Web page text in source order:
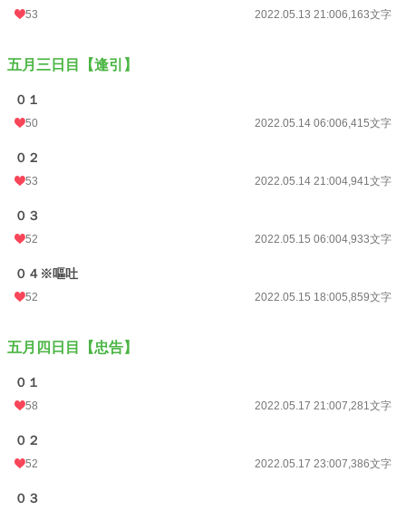
53 2022.05.13 21:006,163文字
五月三日目【逢引】
０１
50 2022.05.14 06:006,415文字
０２
53 2022.05.14 21:004,941文字
０３
52 2022.05.15 06:004,933文字
０４※嘔吐
52 2022.05.15 18:005,859文字
五月四日目【忠告】
０１
58 2022.05.17 21:007,281文字
０２
52 2022.05.17 23:007,386文字
０３